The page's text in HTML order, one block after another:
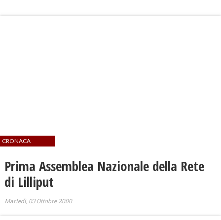
CRONACA
Prima Assemblea Nazionale della Rete
di Lilliput
Martedì, 03 Ottobre 2000